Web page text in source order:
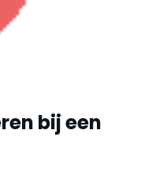
bij een